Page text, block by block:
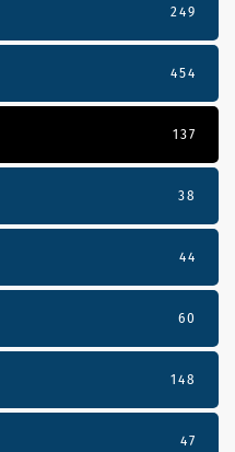
249
454
137
38
44
60
148
47